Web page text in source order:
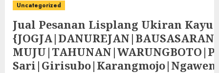
Uncategorized
Jual Pesanan Lisplang Ukiran